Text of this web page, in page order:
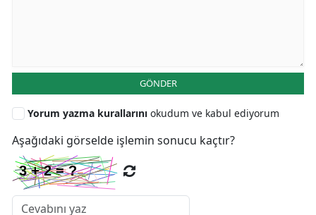
GÖNDER
Yorum yazma kurallarını okudum ve kabul ediyorum
Aşağıdaki görselde işlemin sonucu kaçtır?